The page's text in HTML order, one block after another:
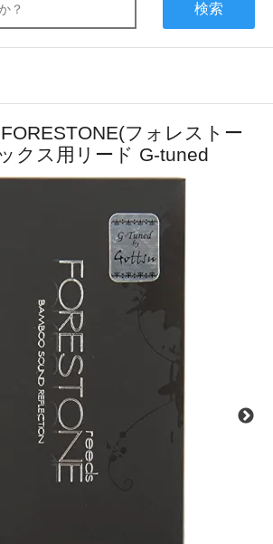
検索
FORESTONE(フォレストー
クス用リード G-tuned